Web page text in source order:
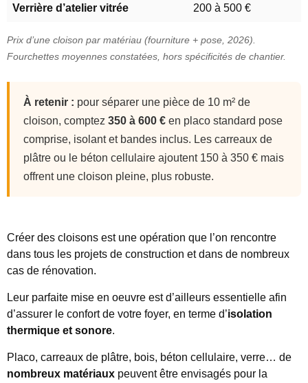
Verrière d’atelier vitrée 200 à 500 €
Prix d’une cloison par matériau (fourniture + pose, 2026).
Fourchettes moyennes constatées, hors spécificités de chantier.
À retenir : pour séparer une pièce de 10 m² de
cloison, comptez 350 à 600 € en placo standard pose
comprise, isolant et bandes inclus. Les carreaux de
plâtre ou le béton cellulaire ajoutent 150 à 350 € mais
offrent une cloison pleine, plus robuste.
Créer des cloisons est une opération que l’on rencontre
dans tous les projets de construction et dans de nombreux
cas de rénovation.
Leur parfaite mise en oeuvre est d’ailleurs essentielle afin
d’assurer le confort de votre foyer, en terme d’isolation
thermique et sonore.
Placo, carreaux de plâtre, bois, béton cellulaire, verre… de
nombreux matériaux peuvent être envisagés pour la